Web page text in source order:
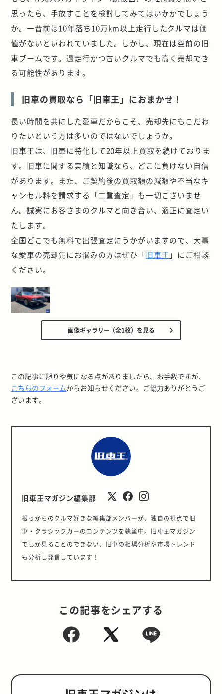
思ったら、手放すことを検討してみてはいかがでしょう
か。一昔前は10年落ち10万km以上走行したクルマは価
値がないといわれていました。しかし、現在は空前の旧
車ブームです。過走行かつ古いクルマでも高く売却でき
る可能性があります。
旧車の買取なら「旧車王」におまかせ！
長い時間を共にした愛車だからこそ、売却先にもこだわ
りたいという方は多いのではないでしょうか。
旧車王は、旧車に特化して20年以上買取を続けておりま
す。旧車に関する実績と知識なら、どこに負けない自信
があります。また、ご契約後の買取額の減額や不当なキ
ャンセル料を請求する「二重査定」も一切ございませ
ん。誠実にお客さまのクルマと向き合い、適正に査定い
たします。
全国どこでも無料で出張査定にうかがいますので、大事
な愛車の売却先にお悩みの方はぜひ「旧車王 」にご相談
ください。
画像ギャラリー（全1枚）を見る
この記事に誤りや気になる点がありましたら、お手数ですが、
こちらのフォームからお知らせください。ご協力ありがとうご
ざいます。
旧車王マガジン編集部
根っからのクルマ好きな編集部メンバーが、独自の視点で旧
車・クラシックカーのコンテンツを執筆中。旧車王マガジン
でしか見ることのできない、旧車の相場分析や市場トレンド
も分析し発信しています！
この記事をシェアする